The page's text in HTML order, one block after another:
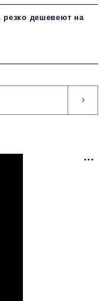
дешевеют на